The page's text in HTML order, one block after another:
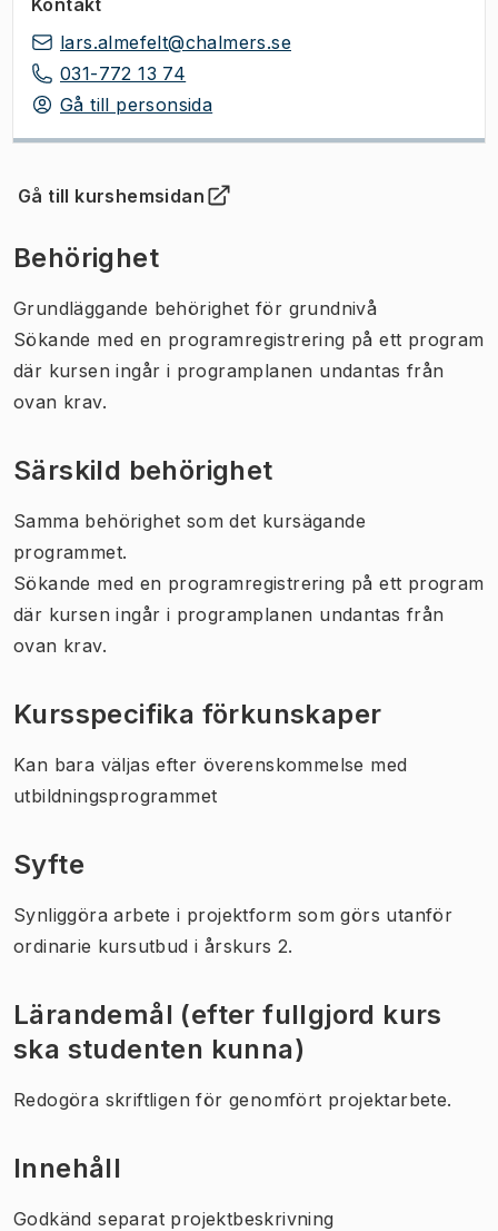
lars.almefelt@chalmers.se
031-772 13 74
Gå till personsida
Gå till kurshemsidan
(Öppnas i ny flik)
Behörighet
Grundläggande behörighet för grundnivå
Sökande med en programregistrering på ett program
där kursen ingår i programplanen undantas från
ovan krav.
Särskild behörighet
Samma behörighet som det kursägande
programmet.
Sökande med en programregistrering på ett program
där kursen ingår i programplanen undantas från
ovan krav.
Kursspecifika förkunskaper
Kan bara väljas efter överenskommelse med
utbildningsprogrammet
Syfte
Synliggöra arbete i projektform som görs utanför
ordinarie kursutbud i årskurs 2.
Lärandemål (efter fullgjord kurs
ska studenten kunna)
Redogöra skriftligen för genomfört projektarbete.
Innehåll
Godkänd separat projektbeskrivning